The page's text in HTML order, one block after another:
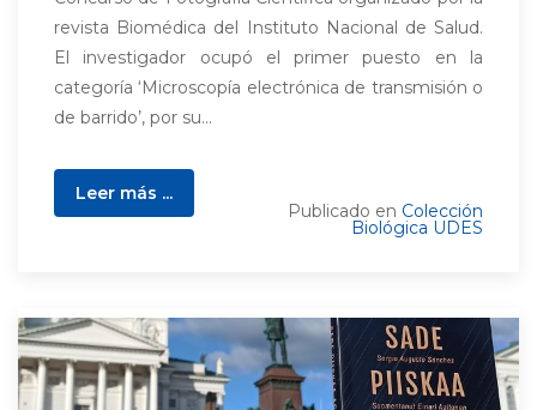
revista Biomédica del Instituto Nacional de Salud.
El investigador ocupó el primer puesto en la
categoría ‘Microscopía electrónica de transmisión o
de barrido’, por su...
Leer más ...
Publicado en Colección
Biológica UDES